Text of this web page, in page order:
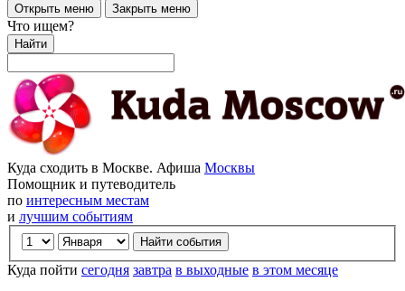
Открыть меню Закрыть меню
Что ищем?
Найти
Куда сходить в Москве. Афиша Москвы
Помощник и путеводитель
по интересным местам
и лучшим событиям
Куда пойти сегодня завтра в выходные в этом месяце